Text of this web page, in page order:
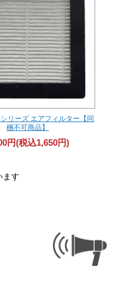
リーズ エアフィルター【同
梱不可商品】
円(税込1,650円)
ます